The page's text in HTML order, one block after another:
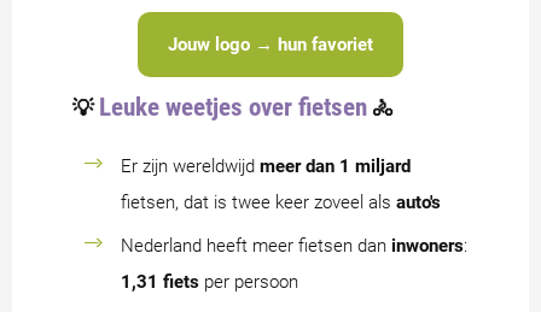
Jouw logo → hun favoriet
💡 Leuke weetjes over fietsen 🚴
Er zijn wereldwijd meer dan 1 miljard
fietsen, dat is twee keer zoveel als auto's
Nederland heeft meer fietsen dan inwoners:
1,31 fiets per persoon